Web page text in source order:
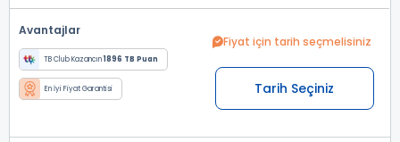
Avantajlar
TB Club Kazancın1896 TB Puan
En İyi Fiyat Garantisi
Fiyat için tarih seçmelisiniz
Tarih Seçiniz